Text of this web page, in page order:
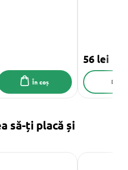
În coș
56 lei
să-ți placă și